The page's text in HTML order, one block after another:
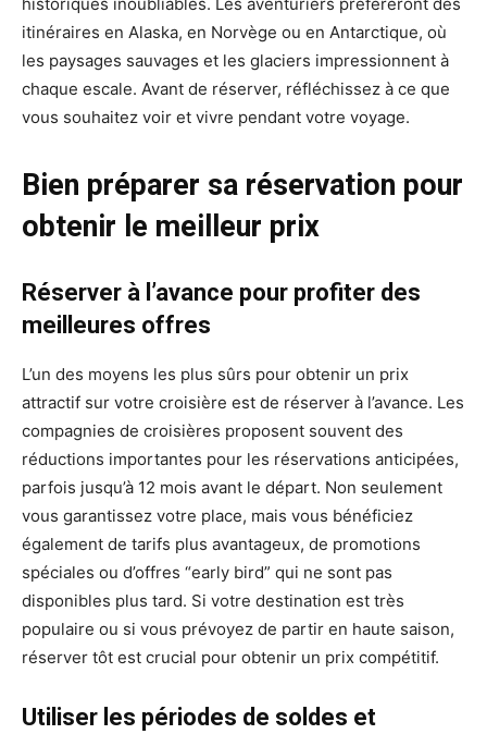
itinéraires en Alaska, en Norvège ou en Antarctique, où
les paysages sauvages et les glaciers impressionnent à
chaque escale. Avant de réserver, réfléchissez à ce que
vous souhaitez voir et vivre pendant votre voyage.
Bien préparer sa réservation pour
obtenir le meilleur prix
Réserver à l’avance pour profiter des
meilleures offres
L’un des moyens les plus sûrs pour obtenir un prix
attractif sur votre croisière est de réserver à l’avance. Les
compagnies de croisières proposent souvent des
réductions importantes pour les réservations anticipées,
parfois jusqu’à 12 mois avant le départ. Non seulement
vous garantissez votre place, mais vous bénéficiez
également de tarifs plus avantageux, de promotions
spéciales ou d’offres “early bird” qui ne sont pas
disponibles plus tard. Si votre destination est très
populaire ou si vous prévoyez de partir en haute saison,
réserver tôt est crucial pour obtenir un prix compétitif.
Utiliser les périodes de soldes et